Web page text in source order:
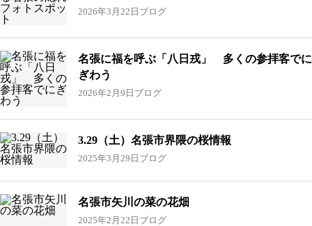
2026年3月22日 ブログ
名張に福を呼ぶ「八日戎」 多くの参拝客でに
ぎわう
2026年2月9日 ブログ
3.29（土）名張市界隈の桜情報
2025年3月29日 ブログ
名張市矢川の菜の花畑
2025年2月22日 ブログ